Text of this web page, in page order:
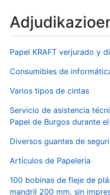
Papel KRAFT verjurado y
Consumibles de
Varios tipos de cintas
Servicio de asistencia
Papel de Burgos durante
Diversos guantes de
Artículos de Papelería
100 bobinas de fleje de
mandril 200 mm. sin